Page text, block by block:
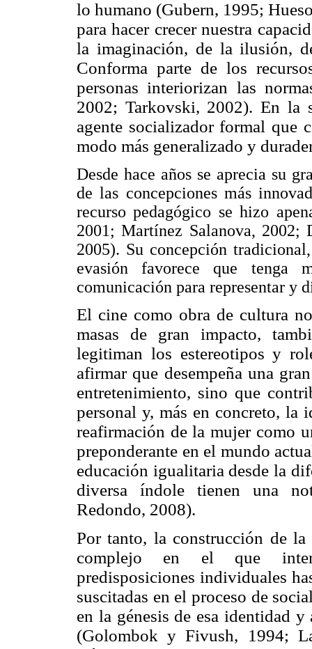
lo humano (Gubern, 1995;
para hacer crecer nuestra
la imaginación, de la ilusión,
Conforma parte de los
personas interiorizan las
2002; Tarkovski, 2002). En la
agente socializador formal que
modo más generalizado y
Desde hace años se aprecia su
de las concepciones más
recurso pedagógico se hizo
2001; Martínez Salanova,
2005). Su concepción
evasión favorece que tenga
comunicación para representar y
El cine como obra de cultura
masas de gran impacto,
legitiman los estereotipos y
afirmar que desempeña una
entretenimiento, sino que
personal y, más en concreto, la
reafirmación de la mujer como
preponderante en el mundo
educación igualitaria desde la
diversa índole tienen una
Redondo, 2008).
Por tanto, la construcción de
complejo en el que
predisposiciones individuales
suscitadas en el proceso de
en la génesis de esa identidad
(Golombok y Fivush, 1994;